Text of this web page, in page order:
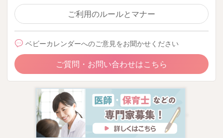
ご利用のルールとマナー
ベビーカレンダーへのご意見をお聞かせください
ご質問・お問い合わせはこちら